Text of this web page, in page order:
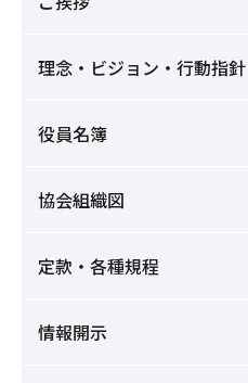
理念・ビジョン・行動指針
役員名簿
協会組織図
定款・各種規程
情報開示